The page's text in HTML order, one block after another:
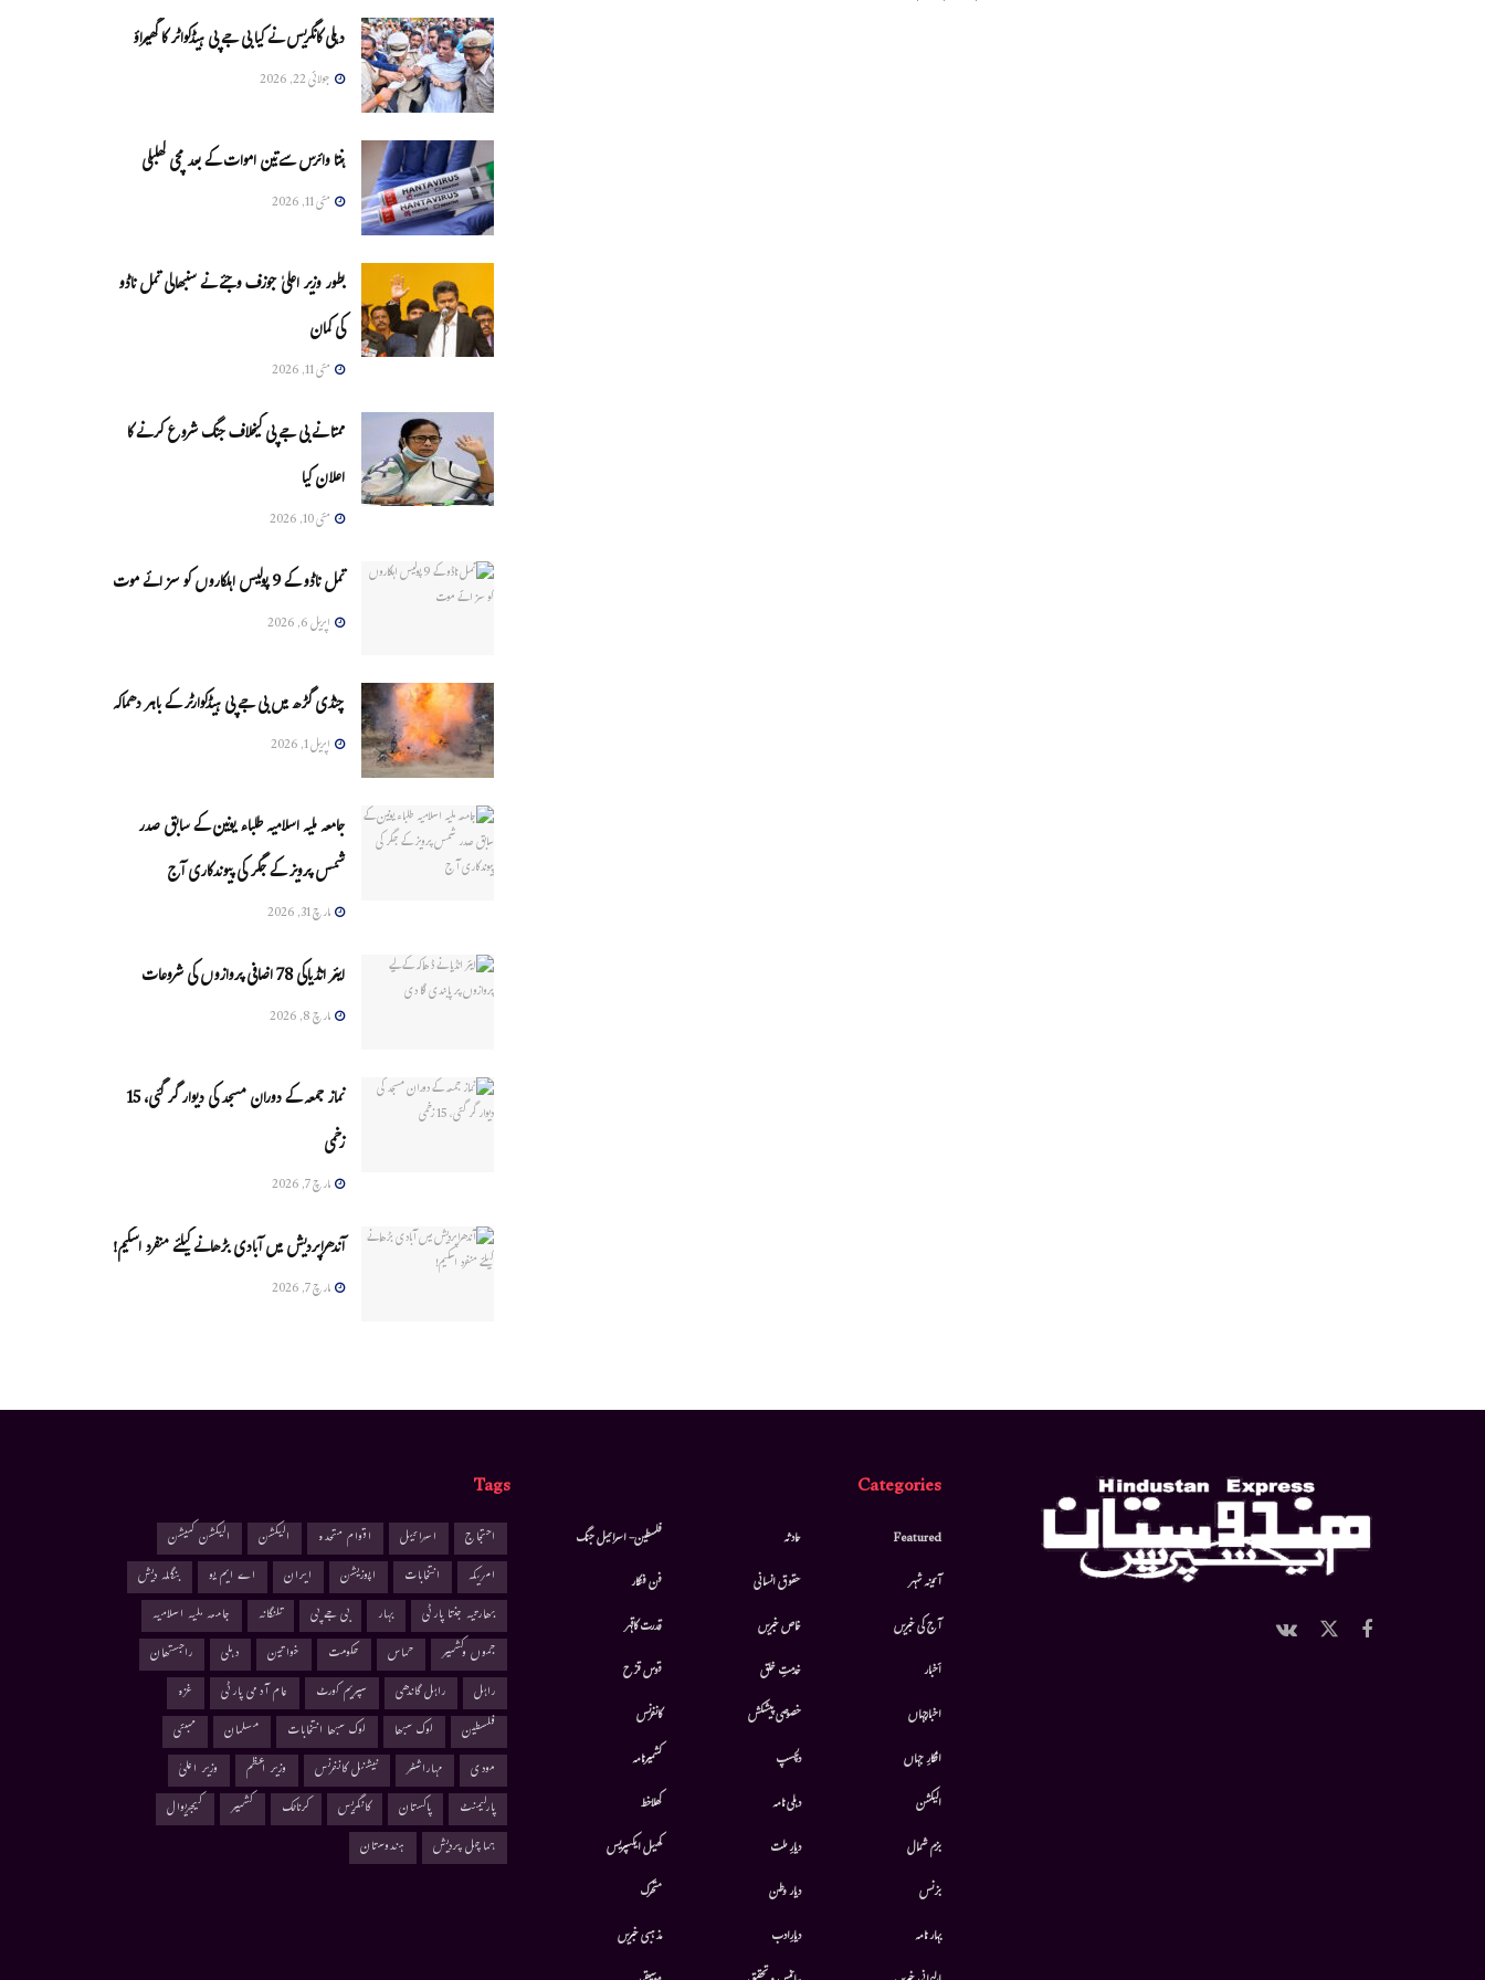
دہلی کانگریس نے کیا بی جے پی ہیڈکواٹر کا گھیراؤ
جولائی 22, 2026
ہنتا وائرس سےتین اموات کے بعد مچی کھلبلی
مئی 11, 2026
بطور وزیر اعلیٰ جوزف وجئے نے سنبھالی تمل ناڈو
کی کمان
مئی 11, 2026
ممتا نے بی جے پی کیخلاف جنگ شروع کرنے کا
اعلان کیا
مئی 10, 2026
تمل ناڈو کے 9 پولیس اہلکاروں کو سزائے موت
اپریل 6, 2026
چنڈی گڑھ میں بی جے پی ہیڈکوارٹر کے باہر دھماکہ
اپریل 1, 2026
جامعہ ملیہ اسلامیہ طلباء یونین کے سابق صدر
شمس پرویز کے جگر کی پیوندکاری آج
مارچ 31, 2026
ایئر انڈیاکی 78 اضافی پروازوں کی شروعات
مارچ 8, 2026
نماز جمعہ کے دوران مسجد کی دیوار گر گئی، 15
زخمی
مارچ 7, 2026
آندھراپردیش میں آبادی بڑھانے کیلئے منفرد اسکیم!
مارچ 7, 2026
Categories
Featured
آئینہ شہر
آج کی خبریں
أخبار
اخبارجہاں
افکارِ جہاں
الیکشن
بزم شمال
بزنس
بہار نامہ
حادثہ
حقوق انسانی
خاص خبریں
خدمتِ خلق
خصوصی پیشکش
دلچسپ
دہلی نامہ
دیارِ ملت
دیار وطن
دیارِادب
فلسطین- اسرائیل جنگ
فن فنکار
قدرت کاقہر
قوس قزح
کانفرنس
کشمیرنامہ
کھلاخط
کھیل ایکسپریس
متحرك
مذہبی خبریں
Tags
احتجاج اسرائیل اقوام متحدہ الیکشن
الیکشن کمیشن
امریکہ
انتخابات اپوزیشن ایران اے ایم یو
بنگلہ دیش
بھارتیہ جنتا پارٹی
بہار بی جے پی تلنگانہ
جامعہ ملیہ اسلامیہ
جموں وکشمیر
حماس حکومت خواتین دہلی
راجستھان
راہل
راہل گاندھی سپریم کورٹ عام آدمی پارٹی
غزہ
فلسطین
لوک سبھا لوک سبھا انتخابات مسلمان
ممبئی
مودی
مہاراشٹر نیشنل کانفرنس وزیر اعظم
وزیر اعلیٰ
پارلیمنٹ
پاکستان کانگریس کرناٹک کشمیر
کیجریوال
ہماچل پردیش
ہندوستان